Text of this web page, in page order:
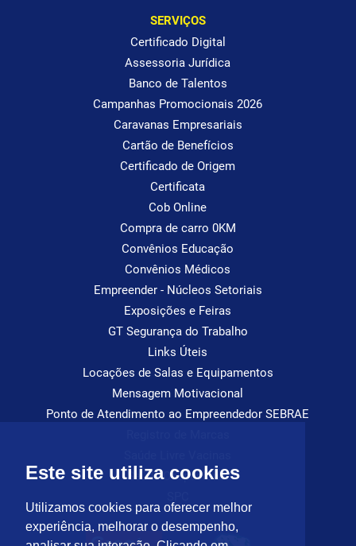
Este site utiliza cookies
Utilizamos cookies para oferecer melhor
experiência, melhorar o desempenho,
SERVIÇOS
Certificado Digital
Assessoria Jurídica
Banco de Talentos
Campanhas Promocionais 2026
Caravanas Empresariais
Cartão de Benefícios
Certificado de Origem
Certificata
Cob Online
Compra de carro 0KM
Convênios Educação
Convênios Médicos
Empreender - Núcleos Setoriais
Exposições e Feiras
GT Segurança do Trabalho
Links Úteis
Locações de Salas e Equipamentos
Mensagem Motivacional
Ponto de Atendimento ao Empreendedor SEBRAE
Saúde Ocupacional